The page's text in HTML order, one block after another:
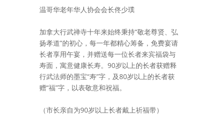
温哥华老年华人协会会长佟少璞
加拿大行武禅寺十年来始终秉持“敬老尊贤、弘
扬孝道”的初心，每一年都精心筹备，免费宴请
长者享用午宴，并赠送每一位长者来宾福袋与
寿面，寓意健康长寿。90岁以上的长者获赠释
行武法师的墨宝“寿”字，及80岁以上的长者获
赠“福”字，以表敬意和祝福。
（市长亲自为90岁以上长者戴上祈福带）